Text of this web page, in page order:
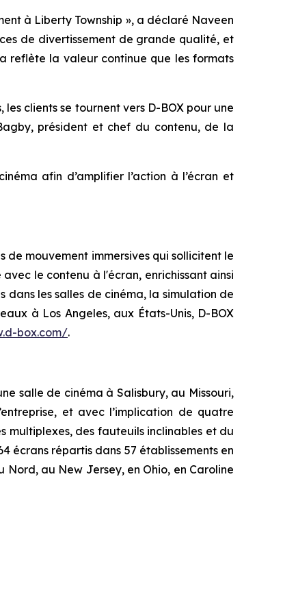
à Liberty Township », a déclaré Naveen
de divertissement de grande qualité, et
reflète la valeur continue que les formats
clients se tournent vers D-BOX pour une
président et chef du contenu, de la
afin d’amplifier l’action à l’écran et
de mouvement immersives qui sollicitent le
le contenu à l'écran, enrichissant ainsi
dans les salles de cinéma, la simulation de
à Los Angeles, aux États-Unis, D-BOX
box.com/.
salle de cinéma à Salisbury, au Missouri,
et avec l’implication de quatre
multiplexes, des fauteuils inclinables et du
écrans répartis dans 57 établissements en
Nord, au New Jersey, en Ohio, en Caroline